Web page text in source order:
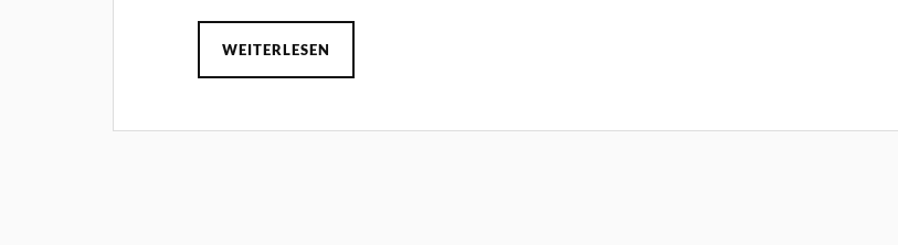
WEITERLESEN